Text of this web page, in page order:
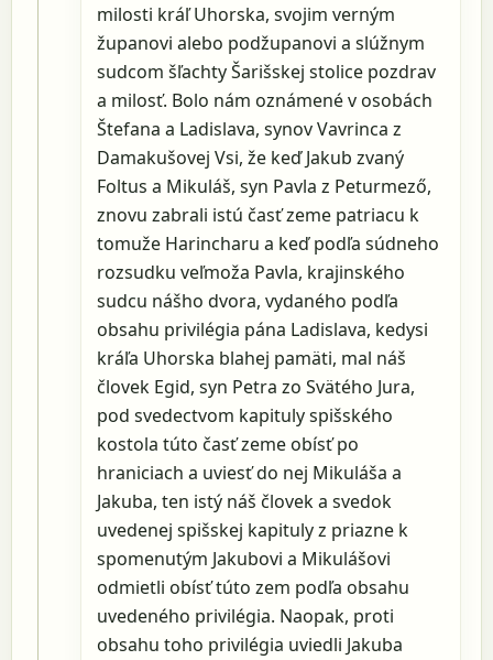
milosti kráľ Uhorska, svojim verným
županovi alebo podžupanovi a slúžnym
sudcom šľachty Šarišskej stolice pozdrav
a milosť. Bolo nám oznámené v osobách
Štefana a Ladislava, synov Vavrinca z
Damakušovej Vsi, že keď Jakub zvaný
Foltus a Mikuláš, syn Pavla z Peturmező,
znovu zabrali istú časť zeme patriacu k
tomuže Harincharu a keď podľa súdneho
rozsudku veľmoža Pavla, krajinského
sudcu nášho dvora, vydaného podľa
obsahu privilégia pána Ladislava, kedysi
kráľa Uhorska blahej pamäti, mal náš
človek Egid, syn Petra zo Svätého Jura,
pod svedectvom kapituly spišského
kostola túto časť zeme obísť po
hraniciach a uviesť do nej Mikuláša a
Jakuba, ten istý náš človek a svedok
uvedenej spišskej kapituly z priazne k
spomenutým Jakubovi a Mikulášovi
odmietli obísť túto zem podľa obsahu
uvedeného privilégia. Naopak, proti
obsahu toho privilégia uviedli Jakuba